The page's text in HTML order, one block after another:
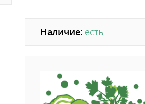
Наличие: есть